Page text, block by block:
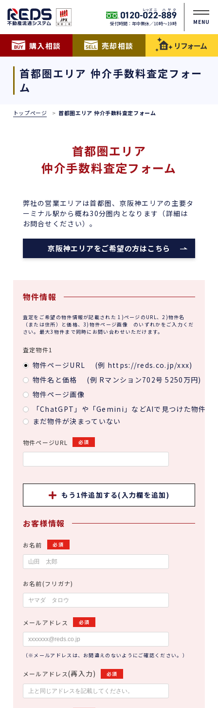
受付時間：年中無休／10時〜19時 MENU
購入相談 売却相談 リフォーム
首都圏エリア 仲介手数料査定フォー
ム
トップページ 首都圏エリア 仲介手数料査定フォーム
首都圏エリア
仲介手数料査定フォーム
弊社の営業エリアは首都圏、京阪神エリアの主要タ
ーミナル駅から概ね30分圏内となります（詳細は
お問合せください）。
京阪神エリアをご希望の方はこちら
物件情報
査定をご希望の物件情報が記載された 1)ページのURL、2)物件名
（または住所）と価格、3)物件ページ画像 のいずれかをご入力くだ
さい。最大3物件まで同時にお問い合わせいただけます。
査定物件1
物件ページURL
(例 https://reds.co.jp/xxx)
物件名と価格
(例 Rマンション702号 5250万円)
物件ページ画像
「ChatGPT」や「Gemini」などAIで見つけた物件
まだ物件が決まっていない
物件ページURL 必須
もう1件追加する(入力欄を追加)
お客様情報
お名前 必須
お名前(フリガナ)
メールアドレス 必須
（※メールアドレスは、お間違えのないようにご確認ください。）
メールアドレス(再入力) 必須